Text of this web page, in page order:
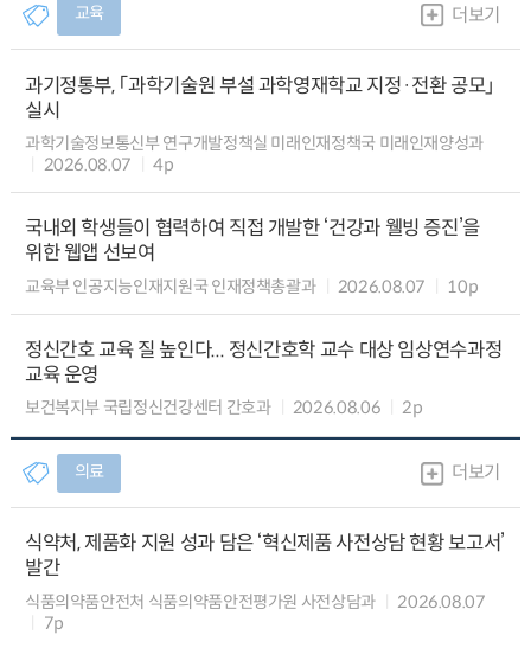
교육 더보기
과기정통부, 「과학기술원 부설 과학영재학교 지정·전환 공모」
실시
과학기술정보통신부 연구개발정책실 미래인재정책국 미래인재양성과
2026.08.07
4p
국내외 학생들이 협력하여 직접 개발한 ‘건강과 웰빙 증진’을
위한 웹앱 선보여
교육부 인공지능인재지원국 인재정책총괄과 2026.08.07 10p
정신간호 교육 질 높인다... 정신간호학 교수 대상 임상연수과정
교육 운영
보건복지부 국립정신건강센터 간호과 2026.08.06 2p
의료 더보기
식약처, 제품화 지원 성과 담은 ‘혁신제품 사전상담 현황 보고서’
발간
식품의약품안전처 식품의약품안전평가원 사전상담과
2026.08.07
7p